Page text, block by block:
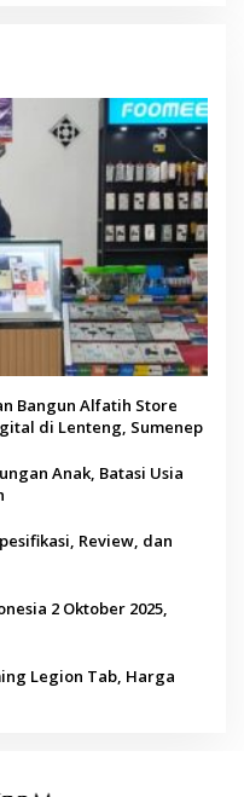
Bangun Alfatih Store
di Lenteng, Sumenep
Anak, Batasi Usia
Review, dan
2 Oktober 2025,
Legion Tab, Harga